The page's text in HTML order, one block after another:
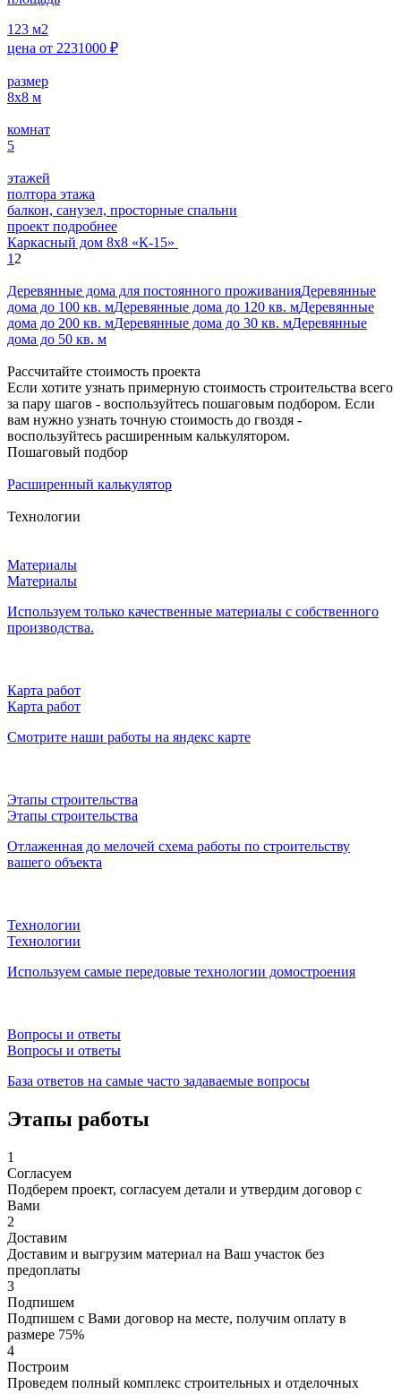
123 м2
цена от 2231000 ₽
размер
8х8 м
комнат
5
этажей
полтора этажа
балкон, санузел, просторные спальни
проект подробнее
Каркасный дом 8х8 «К-15»
1 2
Деревянные дома для постоянного проживанияДеревянные
дома до 100 кв. мДеревянные дома до 120 кв. мДеревянные
дома до 200 кв. мДеревянные дома до 30 кв. мДеревянные
дома до 50 кв. м
Рассчитайте стоимость проекта
Если хотите узнать примерную стоимость строительства всего
за пару шагов - воспользуйтесь пошаговым подбором. Если
вам нужно узнать точную стоимость до гвоздя -
воспользуйтесь расширенным калькулятором.
Пошаговый подбор
Расширенный калькулятор
Технологии
Материалы
Материалы
Используем только качественные материалы с собственного
производства.
Карта работ
Карта работ
Смотрите наши работы на яндекс карте
Этапы строительства
Этапы строительства
Отлаженная до мелочей схема работы по строительству
вашего объекта
Технологии
Технологии
Используем самые передовые технологии домостроения
Вопросы и ответы
Вопросы и ответы
База ответов на самые часто задаваемые вопросы
Этапы работы
1
Согласуем
Подберем проект, согласуем детали и утвердим договор с
Вами
2
Доставим
Доставим и выгрузим материал на Ваш участок без
предоплаты
3
Подпишем
Подпишем с Вами договор на месте, получим оплату в
размере 75%
4
Построим
Проведем полный комплекс строительных и отделочных